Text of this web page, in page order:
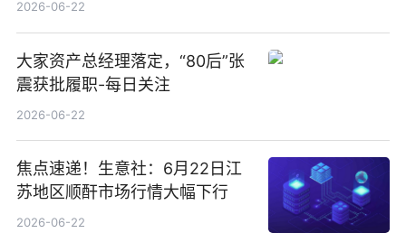
2026-06-22
大家资产总经理落定，“80后”张
震获批履职-每日关注
2026-06-22
焦点速递！生意社：6月22日江
苏地区顺酐市场行情大幅下行
2026-06-22